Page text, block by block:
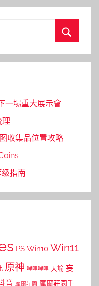
一場重大展示會
理
收集品位置攻略
指南
PS Win10 Win11
原神 嗶哩嗶哩 天諭 妄
音 摩爾莊園 摩爾莊園手